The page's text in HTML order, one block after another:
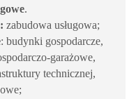
.
zabudowa usługowa;
: budynki gospodarcze,
garażowe,
technicznej,